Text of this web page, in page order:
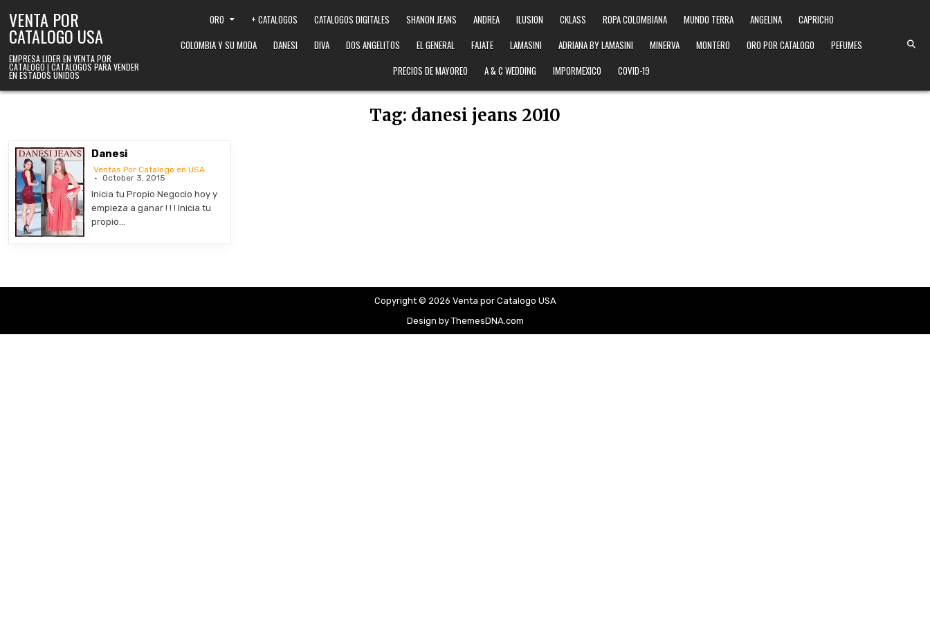
VENTA POR
CATALOGO USA
EMPRESA LIDER EN VENTA POR
CATALOGO | CATALOGOS PARA VENDER
EN ESTADOS UNIDOS
ORO + CATALOGOS CATALOGOS DIGITALES SHANON JEANS ANDREA ILUSION CKLASS ROPA COLOMBIANA MUNDO TERRA ANGELINA
CAPRICHO
COLOMBIA Y SU MODA
DANESI DIVA DOS ANGELITOS EL GENERAL FAJATE LAMASINI ADRIANA BY LAMASINI MINERVA MONTERO ORO POR CATALOGO
PEFUMES
PRECIOS DE MAYOREO
A & C WEDDING IMPORMEXICO COVID-19
Tag: danesi jeans 2010
Danesi
Ventas Por Catalogo en USA
October 3, 2015
Inicia tu Propio Negocio hoy y
empieza a ganar ! ! ! Inicia tu
propio…
Copyright © 2026 Venta por Catalogo USA
Design by ThemesDNA.com